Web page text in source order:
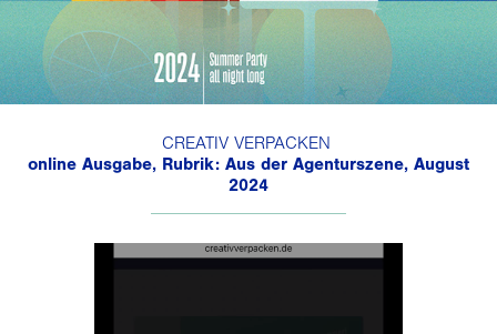
CREATIV VERPACKEN
online Ausgabe, Rubrik: Aus der Agenturszene, August
2024